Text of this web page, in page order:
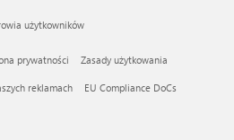
użytkowników
prywatności Zasady użytkowania
reklamach EU Compliance DoCs